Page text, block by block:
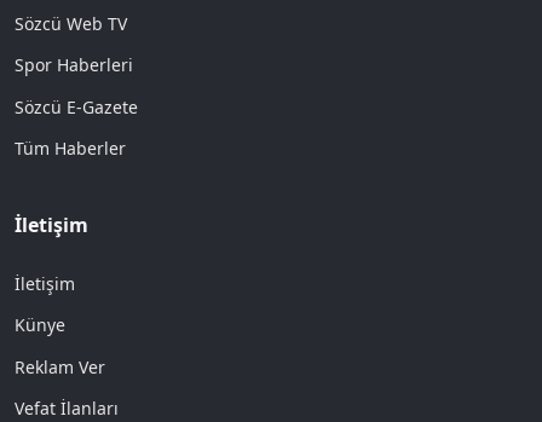
Sözcü Web TV
Spor Haberleri
Sözcü E-Gazete
Tüm Haberler
İletişim
İletişim
Künye
Reklam Ver
Vefat İlanları